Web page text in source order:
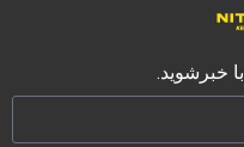
خبرشوید.